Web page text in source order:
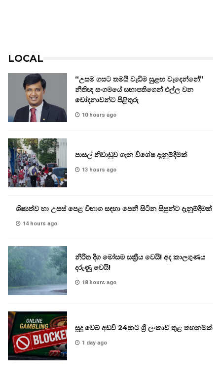
LOCAL
“උසම ගසට තමයි වැඩිම සුළඟ වැදෙන්නේ”
නීතිඥ සංගමයේ සභාපතිගෙන් එල්ල වන
චෝදනාවන්ට පිළිතුරු
10 hours ago
පාසල් නිවාඩුව ගැන විශේෂ දැනුම්දීමක්
13 hours ago
ශිෂ්‍යත්ව හා උසස් පෙළ විභාග සඳහා පෙනී සිටින සිසුන්ට දැනුම්දීමක්
14 hours ago
නිරිත දිග මෝසම සක්‍රීය වෙයි! අද කාලගුණය
දරුණු වෙයි!
18 hours ago
සූදු වෙබ් අඩවි 24කට ශ්‍රී ලංකාව තුළ තහනමක්
1 day ago